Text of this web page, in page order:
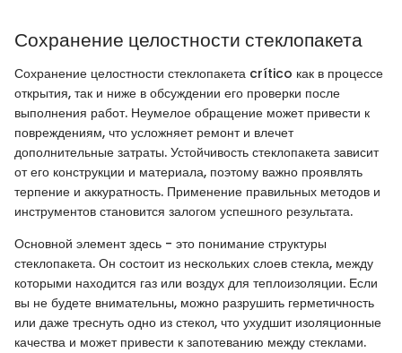
Сохранение целостности стеклопакета
Сохранение целостности стеклопакета crítico как в процессе
открытия, так и ниже в обсуждении его проверки после
выполнения работ. Неумелое обращение может привести к
повреждениям, что усложняет ремонт и влечет
дополнительные затраты. Устойчивость стеклопакета зависит
от его конструкции и материала, поэтому важно проявлять
терпение и аккуратность. Применение правильных методов и
инструментов становится залогом успешного результата.
Основной элемент здесь - это понимание структуры
стеклопакета. Он состоит из нескольких слоев стекла, между
которыми находится газ или воздух для теплоизоляции. Если
вы не будете внимательны, можно разрушить герметичность
или даже треснуть одно из стекол, что ухудшит изоляционные
качества и может привести к запотеванию между стеклами.